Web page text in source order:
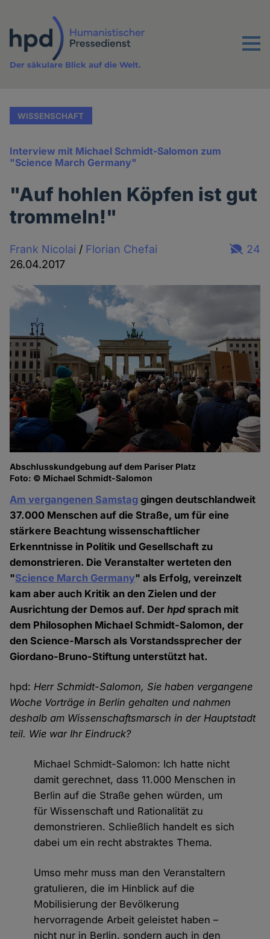
Inhalt
Menu
Der säkulare Blick auf die Welt.
WISSENSCHAFT
Interview mit Michael Schmidt-Salomon zum
"Science March Germany"
"Auf hohlen Köpfen ist gut
trommeln!"
Frank Nicolai / Florian Chefai
26.04.2017
24
Abschlusskundgebung auf dem Pariser Platz
Foto: © Michael Schmidt-Salomon
Am vergangenen Samstag gingen deutschlandweit
37.000 Menschen auf die Straße, um für eine
stärkere Beachtung wissenschaftlicher
Erkenntnisse in Politik und Gesellschaft zu
demonstrieren. Die Veranstalter werteten den
"Science March Germany" als Erfolg, vereinzelt
kam aber auch Kritik an den Zielen und der
Ausrichtung der Demos auf. Derhpdsprach mit
dem Philosophen Michael Schmidt-Salomon, der
den Science-Marsch als Vorstandssprecher der
Giordano-Bruno-Stiftung unterstützt hat.
hpd:Herr Schmidt-Salomon, Sie haben vergangene
Woche Vorträge in Berlin gehalten und nahmen
deshalb am Wissenschaftsmarsch in der Hauptstadt
teil. Wie war Ihr Eindruck?
Michael Schmidt-Salomon: Ich hatte nicht
damit gerechnet, dass 11.000 Menschen in
Berlin auf die Straße gehen würden, um
für Wissenschaft und Rationalität zu
demonstrieren. Schließlich handelt es sich
dabei um ein recht abstraktes Thema.
Umso mehr muss man den Veranstaltern
gratulieren, die im Hinblick auf die
Mobilisierung der Bevölkerung
hervorragende Arbeit geleistet haben –
nicht nur in Berlin, sondern auch in den